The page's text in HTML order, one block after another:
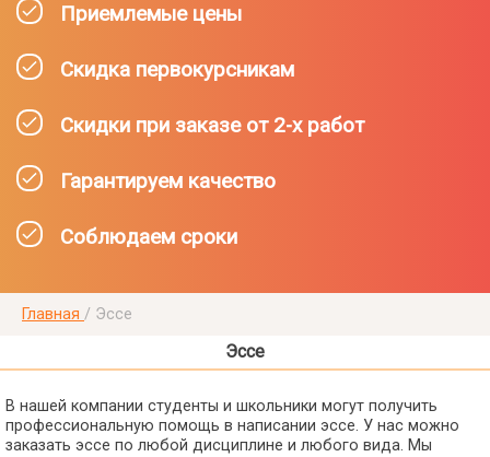
Приемлемые цены
Скидка первокурсникам
Скидки при заказе от 2-х работ
Гарантируем качество
Соблюдаем сроки
Главная / Эссе
Эссе
В нашей компании студенты и школьники могут получить
профессиональную помощь в написании эссе. У нас можно
заказать эссе по любой дисциплине и любого вида. Мы